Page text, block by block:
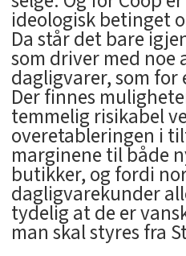
ideologisk betinget
Da står det bare
som driver med noe
dagligvarer, som for
Der finnes
temmelig risikabel
overetableringen i
marginene til både
butikker, og fordi
dagligvarekunder
tydelig at de er
man skal styres fra